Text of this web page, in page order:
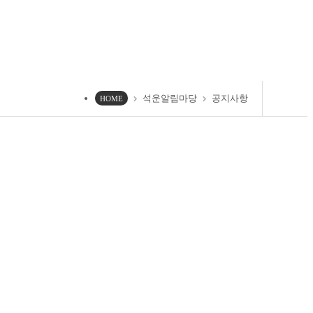
HOME chevron_right 석운알림마당 chevron_right 공지사항